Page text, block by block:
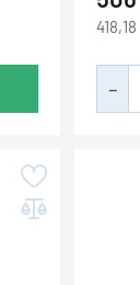
418,18